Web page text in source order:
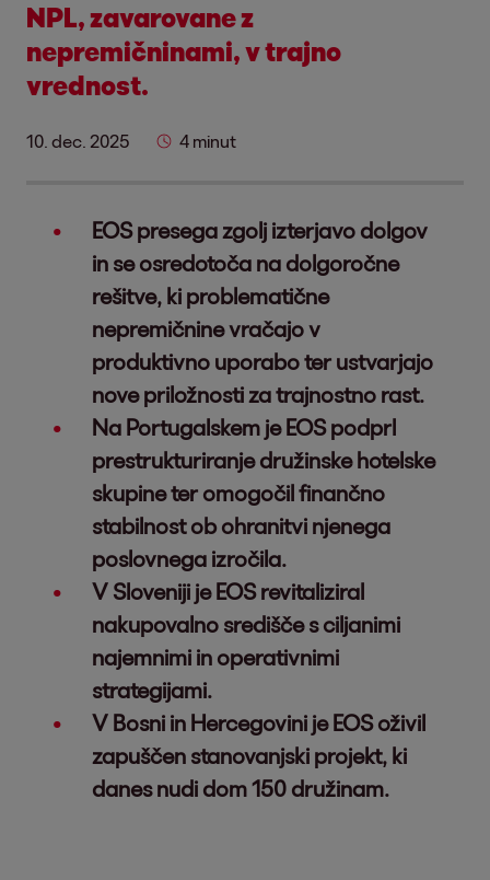
NPL, zavarovane z
nepremičninami, v trajno
vrednost.
10. dec. 2025 4 minut
EOS presega zgolj izterjavo dolgov
in se osredotoča na dolgoročne
rešitve, ki problematične
nepremičnine vračajo v
produktivno uporabo ter ustvarjajo
nove priložnosti za trajnostno rast.
Na Portugalskem je EOS podprl
prestrukturiranje družinske hotelske
skupine ter omogočil finančno
stabilnost ob ohranitvi njenega
poslovnega izročila.
V Sloveniji je EOS revitaliziral
nakupovalno središče s ciljanimi
najemnimi in operativnimi
strategijami.
V Bosni in Hercegovini je EOS oživil
zapuščen stanovanjski projekt, ki
danes nudi dom 150 družinam.